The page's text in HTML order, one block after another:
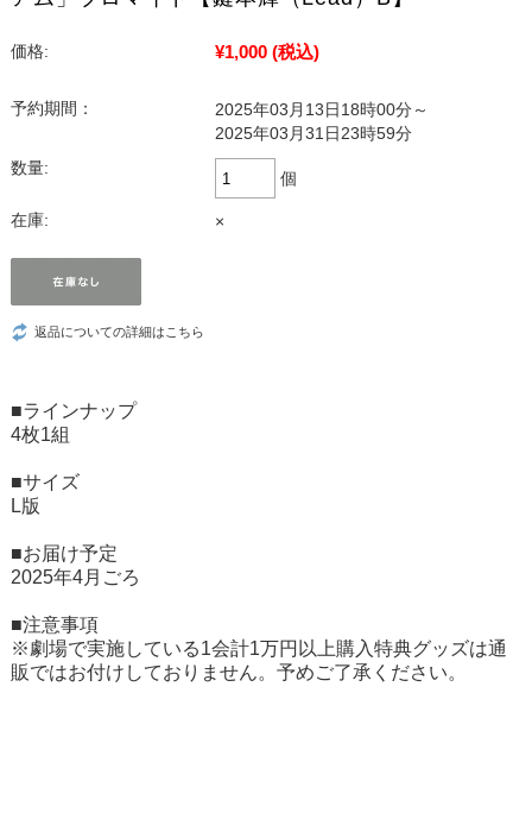
価格: ¥1,000 (税込)
予約期間：
2025年03月13日18時00分～
2025年03月31日23時59分
数量:
個
在庫: ×
返品についての詳細はこちら
■ラインナップ
4枚1組
■サイズ
L版
■お届け予定
2025年4月ごろ
■注意事項
※劇場で実施している1会計1万円以上購入特典グッズは通
販ではお付けしておりません。予めご了承ください。